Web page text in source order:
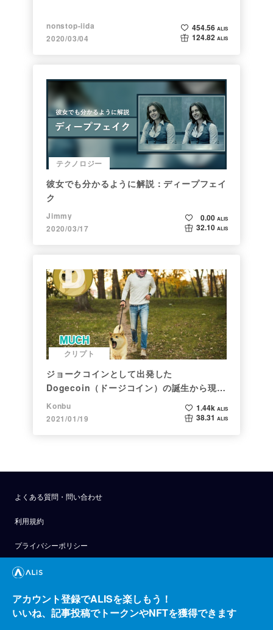
nonstop-iida
2020/03/04
454.56 ALIS
124.82 ALIS
テクノロジー
彼女でも分かるように解説：ディープフェイ
ク
Jimmy
2020/03/17
0.00 ALIS
32.10 ALIS
クリプト
ジョークコインとして出発した
Dogecoin（ドージコイン）の誕生から現在
まで。注目される非証券性🐶
Konbu
2021/01/19
1.44k ALIS
38.31 ALIS
よくある質問・問い合わせ
利用規約
プライバシーポリシー
公式アナウンス
技術ブログ
API
アカウント登録でALISを楽しもう！
いいね、記事投稿でトークンやNFTを獲得できます